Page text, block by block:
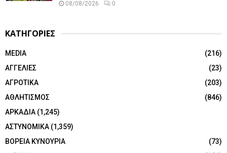
08/08/2026 0
ΚΑΤΗΓΟΡΙΕΣ
MEDIA
(216)
ΑΓΓΕΛΙΕΣ
(23)
ΑΓΡΟΤΙΚΑ
(203)
ΑΘΛΗΤΙΣΜΟΣ
(846)
ΑΡΚΑΔΙΑ (1,245)
ΑΣΤΥΝΟΜΙΚΑ (1,359)
ΒΟΡΕΙΑ ΚΥΝΟΥΡΙΑ
(73)